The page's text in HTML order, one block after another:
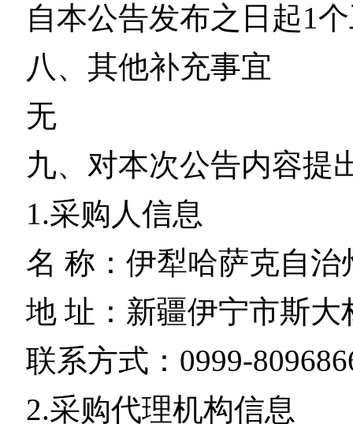
自本公告发布之日起1
八、其他补充事宜
无
九、对本次公告内容提
1.采购人信息
名 称：伊犁哈萨克自治
地 址：新疆伊宁市斯大
联系方式：0999-
2.采购代理机构信息